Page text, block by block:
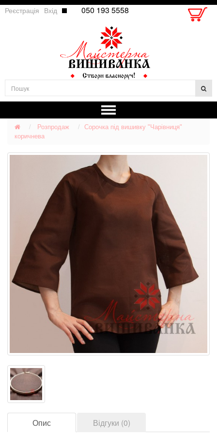
Реєстрація Вхід 050 193 5558
Розпродаж
Сорочка під вишивку "Чарівниця"
коричнева
Опис Відгуки (0)